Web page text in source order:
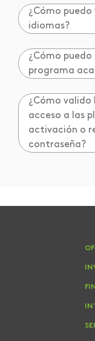
¿Cómo
idiomas?
¿Cómo puedo
programa
¿Cómo valido
acceso a las
activación o
contraseña?